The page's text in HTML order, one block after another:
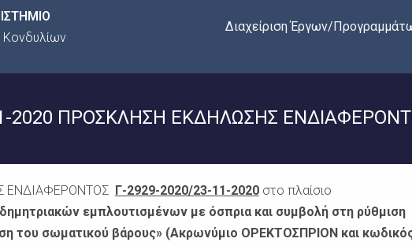
Κονδυλίων
Διαχείριση Έργων/
2020 ΠΡΟΣΚΛΗΣΗ ΕΚΔΗΛΩΣΗΣ
ΕΝΔΙΑΦΕΡΟΝΤΟΣ Γ-2929-2020/23-11-2020 στο πλαίσιο
εμπλουτισμένων με όσπρια και συμβολή στη ρύθμιση
του σωματικού βάρους» (Ακρωνύμιο ΟΡΕΚΤΟΣΠΡΙΟΝ και